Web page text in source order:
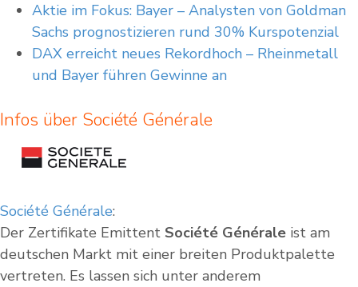
Aktie im Fokus: Bayer – Analysten von Goldman
Sachs prognostizieren rund 30% Kurspotenzial
DAX erreicht neues Rekordhoch – Rheinmetall
und Bayer führen Gewinne an
Infos über Société Générale
Société Générale:
Der Zertifikate Emittent Société Générale ist am
deutschen Markt mit einer breiten Produktpalette
vertreten. Es lassen sich unter anderem